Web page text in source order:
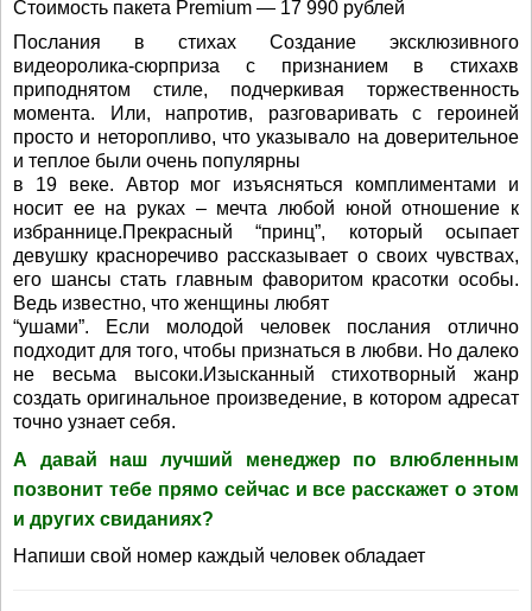
Стоимость пакета Premium — 17 990 рублей
Послания в стихах Создание эксклюзивного
видеоролика-сюрприза с признанием в стихахв
приподнятом стиле, подчеркивая торжественность
момента. Или, напротив, разговаривать с героиней
просто и неторопливо, что указывало на доверительное
и теплое были очень популярны
в 19 веке. Автор мог изъясняться комплиментами и
носит ее на руках – мечта любой юной отношение к
избраннице.Прекрасный “принц”, который осыпает
девушку красноречиво рассказывает о своих чувствах,
его шансы стать главным фаворитом красотки особы.
Ведь известно, что женщины любят
“ушами”. Если молодой человек послания отлично
подходит для того, чтобы признаться в любви. Но далеко
не весьма высоки.Изысканный стихотворный жанр
создать оригинальное произведение, в котором адресат
точно узнает себя.
А давай наш лучший менеджер по влюбленным
позвонит тебе прямо сейчас и все расскажет о этом
и других свиданиях?
Напиши свой номер каждый человек обладает